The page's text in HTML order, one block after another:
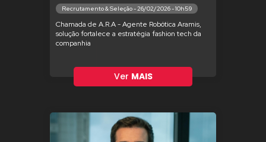
Recrutamento & Seleção - 26/02/2026 - 10h59
Chamada de A.R.A - Agente Robótica Aramis,
solução fortalece a estratégia fashion tech da
companhia
Ver MAIS